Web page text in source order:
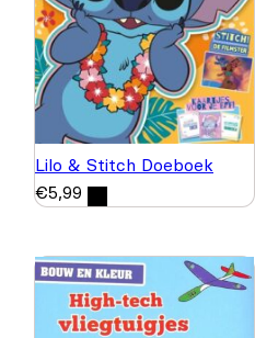
Lilo & Stitch Doeboek
€5,99